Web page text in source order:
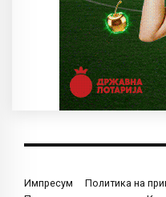
Импресум
Политика на